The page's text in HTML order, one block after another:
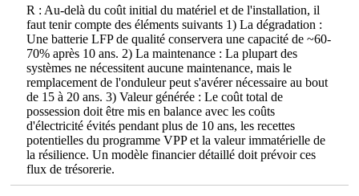
R : Au-delà du coût initial du matériel et de l'installation, il
faut tenir compte des éléments suivants 1) La dégradation :
Une batterie LFP de qualité conservera une capacité de ~60-
70% après 10 ans. 2) La maintenance : La plupart des
systèmes ne nécessitent aucune maintenance, mais le
remplacement de l'onduleur peut s'avérer nécessaire au bout
de 15 à 20 ans. 3) Valeur générée : Le coût total de
possession doit être mis en balance avec les coûts
d'électricité évités pendant plus de 10 ans, les recettes
potentielles du programme VPP et la valeur immatérielle de
la résilience. Un modèle financier détaillé doit prévoir ces
flux de trésorerie.